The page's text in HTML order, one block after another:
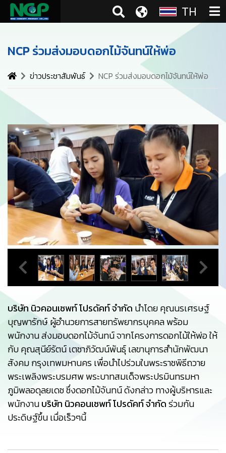
TH
NCP ร่วมส่งมอบดอกไม้จันทน์ให้พ่อ
ข่าวประชาสัมพันธ์ NCP ร่วมส่งมอบดอกไม้จันทน์ให้พ่อ
บริษัท นิวคอนเซพท์ โปรดัคท์ จำกัด นำโดย คุณนรเศรษฐ์
บุญพารักษ์ ผู้อำนวยการสายทรัพยากรบุคคล พร้อม
พนักงาน ส่งมอบดอกไม้จันทน์ จากโครงการดอกไม้ให้พ่อ ให้
กับ คุณสุนีย์รัตน์ เตชาภิวัฒน์พันธุ์ เลขานุการสำนักพัฒนา
สังคม กรุงเทพมหานคร เพื่อนำไปร่วมในพระราชพิธีถวาย
พระเพลิงพระบรมศพ พระบาทสมเด็จพระปรมินทรมหา
ภูมิพลอดุลยเดช ซึ่งดอกไม้จันทน์ ดังกล่าว ทางผู้บริหารและ
พนักงานบริษัท นิวคอนเซพท์ โปรดัคท์ จำกัดร่วมกัน
ประดิษฐ์ขึ้น เมื่อเร็วๆนี้